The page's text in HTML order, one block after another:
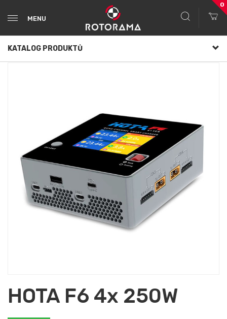
MENU
0
KATALOG PRODUKTŮ
HOTA F6 4x 250W